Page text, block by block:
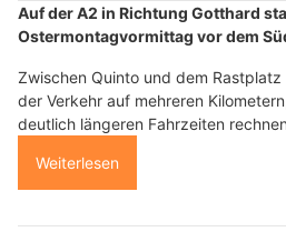
Auf der A2 in Richtung Gotthard
Ostermontagvormittag vor dem
Zwischen Quinto und dem
der Verkehr auf mehreren
deutlich längeren Fahrzeiten
Weiterlesen